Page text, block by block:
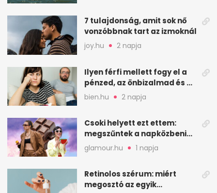
7 tulajdonság, amit sok nő
vonzóbbnak tart az izmoknál
joy.hu 2 napja
Ilyen férfi mellett fogy el a
pénzed, az önbizalmad és a
nyugalmad
bien.hu 2 napja
Csoki helyett ezt ettem:
megszűntek a napközbeni
nassolási rohamok
glamour.hu 1 napja
Retinolos szérum: miért
megosztó az egyik